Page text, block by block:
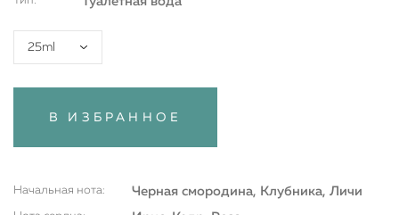
25ml
В ИЗБРАННОЕ
Начальная нота: Черная смородина, Клубника, Личи